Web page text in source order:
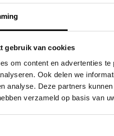
gebruik van cookies
om content en advertenties
Ook delen we
analyse. Deze partners
verzameld op basis van